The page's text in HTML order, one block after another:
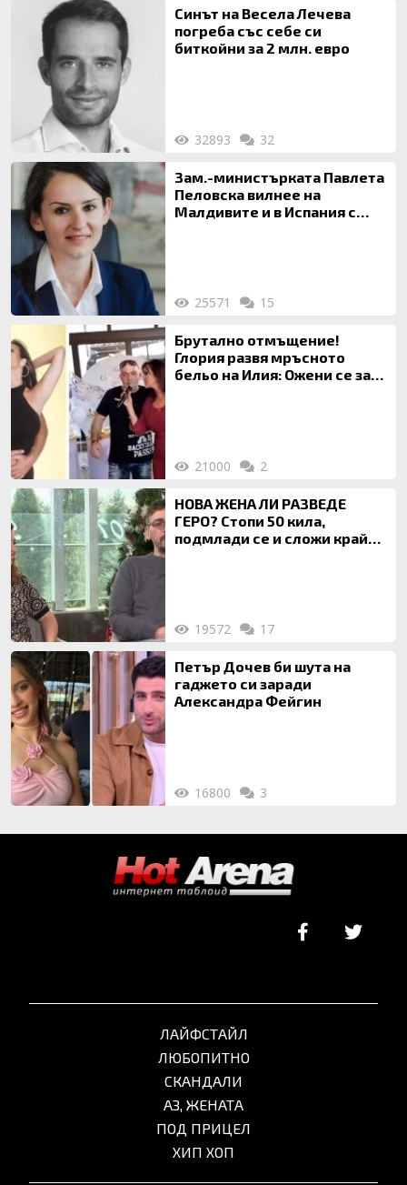
Синът на Весела Лечева
погреба със себе си
биткойни за 2 млн. евро
32893 32
Зам.-министърката Павлета
Пеловска вилнее на
Малдивите и в Испания с
25571 15
Брутално отмъщение!
Глория развя мръсното
бельо на Илия: Ожени се за
21000 2
НОВА ЖЕНА ЛИ РАЗВЕДЕ
ГЕРО? Стопи 50 кила,
подмлади се и сложи край
19572 17
Петър Дочев би шута на
гаджето си заради
Александра Фейгин
16800 3
ЛАЙФСТАЙЛ
ЛЮБОПИТНО
СКАНДАЛИ
АЗ, ЖЕНАТА
ПОД ПРИЦЕЛ
ХИП ХОП